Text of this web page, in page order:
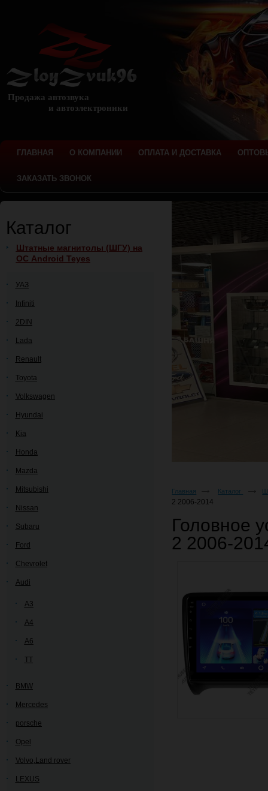
Продажа автозвука
и автоэлектроники
ГЛАВНАЯ О КОМПАНИИ ОПЛАТА И ДОСТАВКА
ЗАКАЗАТЬ ЗВОНОК
Каталог
Штатные магнитолы (ШГУ) на
ОС Android Teyes
УАЗ
Infiniti
2DIN
Lada
Renault
Toyota
Volkswagen
Hyundai
Kia
Honda
Mazda
Mitsubishi
Nissan
Subaru
Ford
Chevrolet
Audi
A3
A4
A6
TT
BMW
Mercedes
porsche
Opel
Volvo,Land rover
LEXUS
Главная Каталог
2 2006-2014
Головное
2 2006-